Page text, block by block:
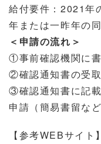
給付要件：2021年
年または一昨年の
＜申請の流れ＞
①事前確認機関に書
②確認通知書の受取
③確認通知書に記
申請（簡易書留な
【参考WEBサイト】